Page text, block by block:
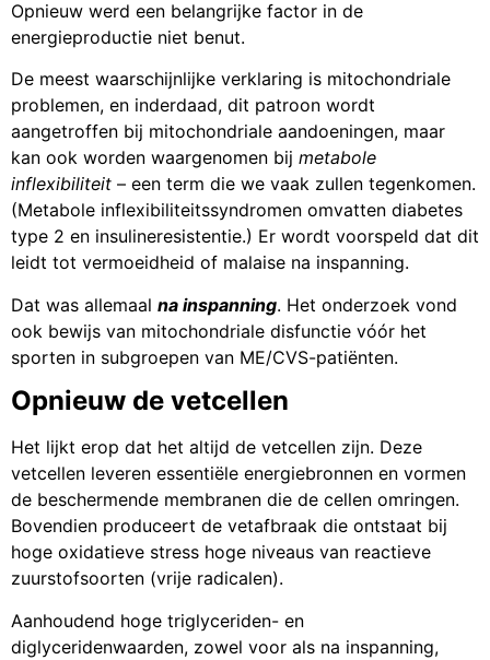
Opnieuw werd een belangrijke factor in de
energieproductie niet benut.
De meest waarschijnlijke verklaring is mitochondriale
problemen, en inderdaad, dit patroon wordt
aangetroffen bij mitochondriale aandoeningen, maar
kan ook worden waargenomen bij metabole
inflexibiliteit – een term die we vaak zullen tegenkomen.
(Metabole inflexibiliteitssyndromen omvatten diabetes
type 2 en insulineresistentie.) Er wordt voorspeld dat dit
leidt tot vermoeidheid of malaise na inspanning.
Dat was allemaal na inspanning. Het onderzoek vond
ook bewijs van mitochondriale disfunctie vóór het
sporten in subgroepen van ME/CVS-patiënten.
Opnieuw de vetcellen
Het lijkt erop dat het altijd de vetcellen zijn. Deze
vetcellen leveren essentiële energiebronnen en vormen
de beschermende membranen die de cellen omringen.
Bovendien produceert de vetafbraak die ontstaat bij
hoge oxidatieve stress hoge niveaus van reactieve
zuurstofsoorten (vrije radicalen).
Aanhoudend hoge triglyceriden- en
diglyceridenwaarden, zowel voor als na inspanning,